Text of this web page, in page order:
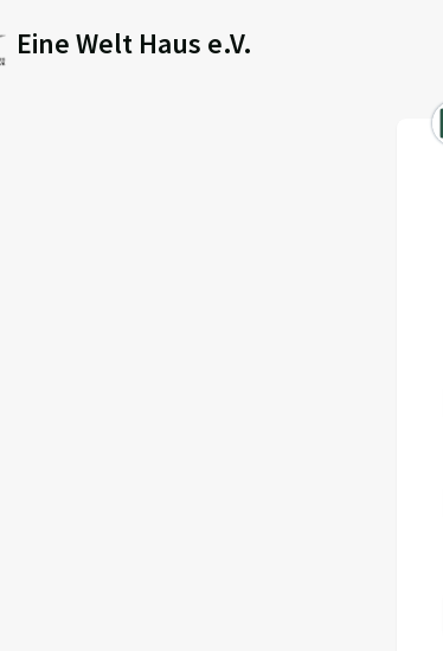
Eine Welt Haus e.V.